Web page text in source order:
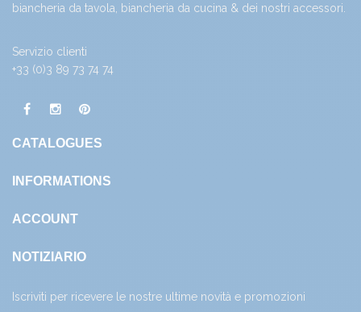
biancheria da tavola
biancheria da cucina & dei nostri accessori
Servizio clienti
+33 (0)3 89 73 74 74
CATALOGUES
INFORMATIONS
ACCOUNT
NOTIZIARIO
Iscriviti per ricevere le nostre ultime novità e promozioni